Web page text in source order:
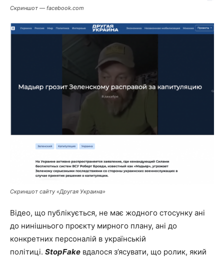
Скриншот — facebook.com
Скриншот сайту «Другая Украина»
Відео, що публікується, не має жодного стосунку ані
до нинішнього проєкту мирного плану, ані до
конкретних персоналій в українській
політиці. StopFake вдалося з’ясувати, що ролик, який